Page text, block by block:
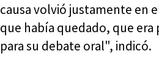
causa volvió justamente en
que había quedado, que era
para su debate oral", indicó.